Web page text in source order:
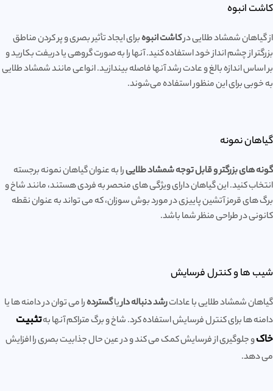
کاشت انبوه
از گیاهان شمشاد طلایی درکاشت انبوهبرای ایجاد تأثیر بصری و پر کردن مناطق
بزرگتر از چشم انداز خود استفاده کنید. آنها را به صورت گروهی یا دریفت بکارید و
بر اساس اندازه بالغ و عادت رشد آنها فاصله بیندازید. انواعی مانند شمشاد طلایی
به خوبی برای این منظور استفاده می‌شوند.
گیاهان نمونه
گونه های بزرگتر و قابل توجه شمشاد طلاییرا به عنوان گیاهان نمونه برجسته
انتخاب کنید. این گیاهان دارای ویژگی های منحصر به فردی هستند، مانند شاخ و
برگ های قرمز آتشین پاییزی در مورد بوش سوزان، که می تواند به عنوان نقطه
کانونی در طراحی منظر شما باشد.
شیب ها و کنترل فرسایش
گیاهان شمشاد طلایی با عاداترشد دنباله داریاگستردهرا می توان در دامنه ها یا
دامنه ها برای کنترل فرسایش استفاده کرد. شاخ و برگ متراکم آنها بهتثبیت
خاکو جلوگیری از فرسایش کمک می کند و در عین حال جذابیت بصری را افزایش
می دهد.